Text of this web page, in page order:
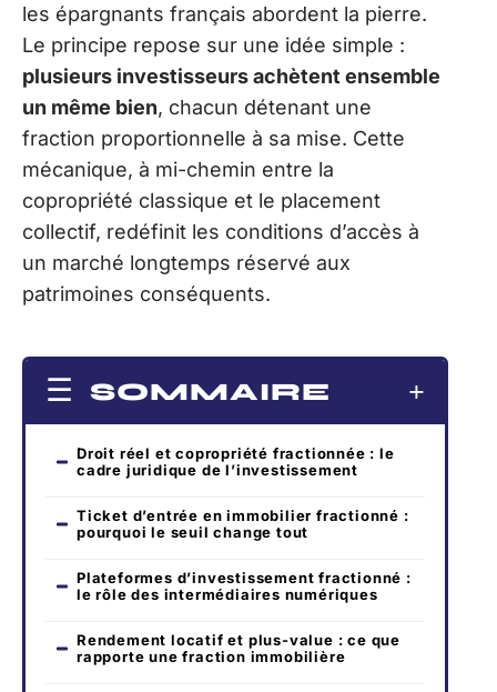
les épargnants français abordent la pierre.
Le principe repose sur une idée simple :
plusieurs investisseurs achètent ensemble
un même bien, chacun détenant une
fraction proportionnelle à sa mise. Cette
mécanique, à mi-chemin entre la
copropriété classique et le placement
collectif, redéfinit les conditions d’accès à
un marché longtemps réservé aux
patrimoines conséquents.
SOMMAIRE
Droit réel et copropriété fractionnée : le
cadre juridique de l’investissement
Ticket d’entrée en immobilier fractionné :
pourquoi le seuil change tout
Plateformes d’investissement fractionné :
le rôle des intermédiaires numériques
Rendement locatif et plus-value : ce que
rapporte une fraction immobilière